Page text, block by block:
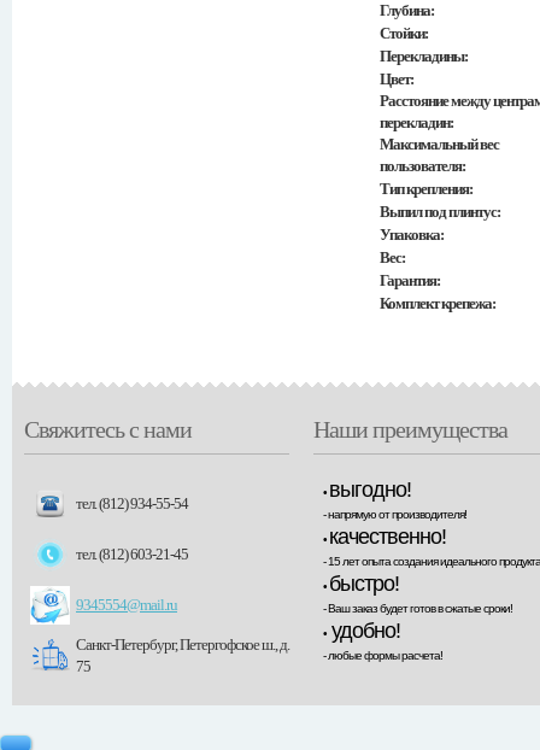
Глубина:
Стойки:
Перекладины:
Цвет:
Расстояние между
перекладин:
Максимальный вес
пользователя:
Тип крепления:
Выпил под плинтус:
Упаковка:
Вес:
Гарантия:
Комплект крепежа:
Свяжитесь с нами
тел. (812) 934-55-54
тел. (812) 603-21-45
9345554@mail.ru
Санкт-Петербург, Петергофское ш., д.
75
Наши преимущества
• выгодно!
- напрямую от производителя!
• качественно!
- 15 лет опыта создания идеального
• быстро!
- Ваш заказ будет готов в сжатые сроки!
• удобно!
- любые формы расчета!